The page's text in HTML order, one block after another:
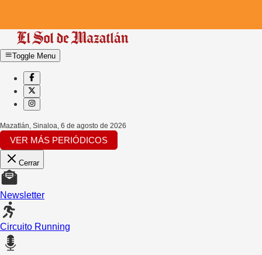
Toggle Menu
Mazatlán, Sinaloa, 6 de agosto de 2026
VER MÁS PERIÓDICOS
Cerrar
Newsletter
Circuito Running